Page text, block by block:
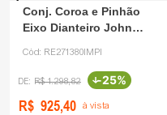
Conj. Coroa e Pinhão
Eixo Dianteiro John
Cód: RE271380IMPI
R$ 1.298,82 -25%
R$ 925,40 à vista